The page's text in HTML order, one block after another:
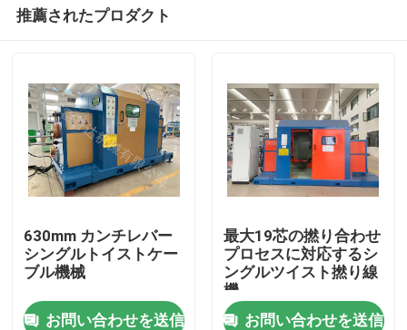
ホーム
製品
推薦されたプロダクト
630mm カンチレバー
シングルトイストケー
ブル機械
お問い合わせを送信
最大19芯の撚り合わせ
プロセスに対応するシ
ングルツイスト撚り線
機
お問い合わせを送信